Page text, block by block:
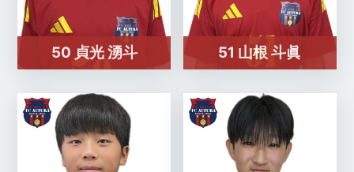
50 貞光 湧斗 51 山根 斗眞